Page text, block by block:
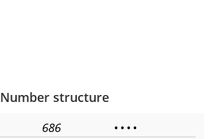
Number structure
686 • • • •